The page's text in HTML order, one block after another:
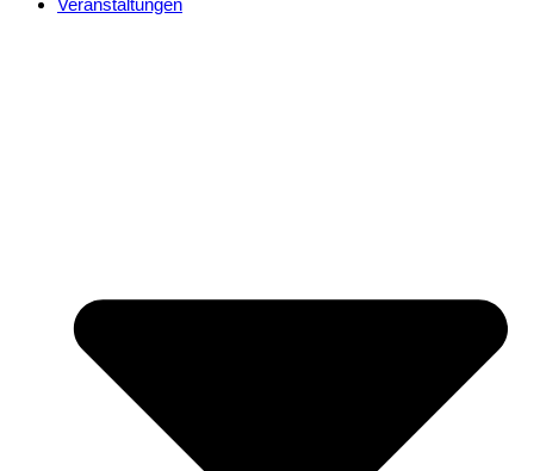
Veranstaltungen